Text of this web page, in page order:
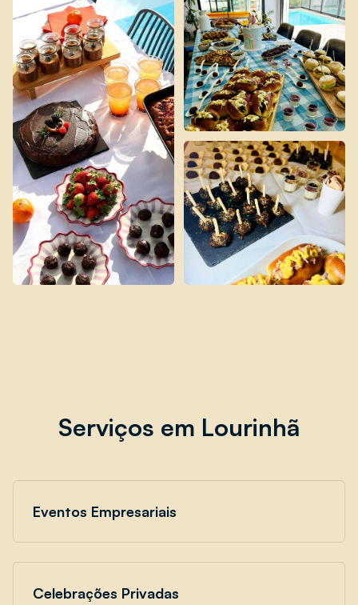
Serviços em Lourinhã
Eventos Empresariais
Celebrações Privadas